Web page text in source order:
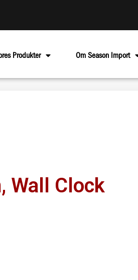
Produkter Om Season Import
Wall Clock